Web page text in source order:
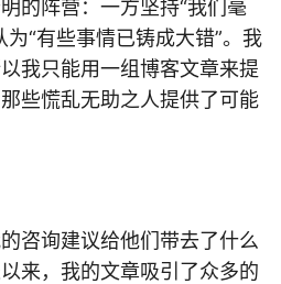
的阵营：一方坚持“我们毫
“有些事情已铸成大错”。我
我只能用一组博客文章来提
些慌乱无助之人提供了可能
咨询建议给他们带去了什么
来，我的文章吸引了众多的